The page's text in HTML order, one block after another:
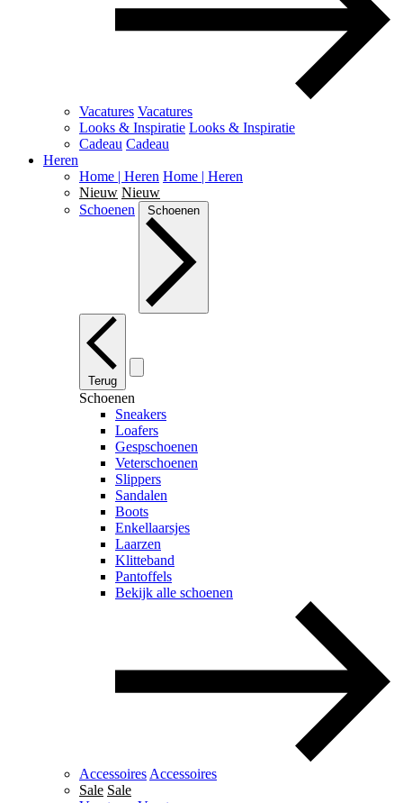
Vacatures Vacatures
Looks & Inspiratie Looks & Inspiratie
Cadeau Cadeau
Heren
Home | Heren Home | Heren
Nieuw Nieuw
Schoenen
Schoenen
Terug
Schoenen
Sneakers
Loafers
Gespschoenen
Veterschoenen
Slippers
Sandalen
Boots
Enkellaarsjes
Laarzen
Klitteband
Pantoffels
Bekijk alle schoenen
Accessoires Accessoires
Sale Sale